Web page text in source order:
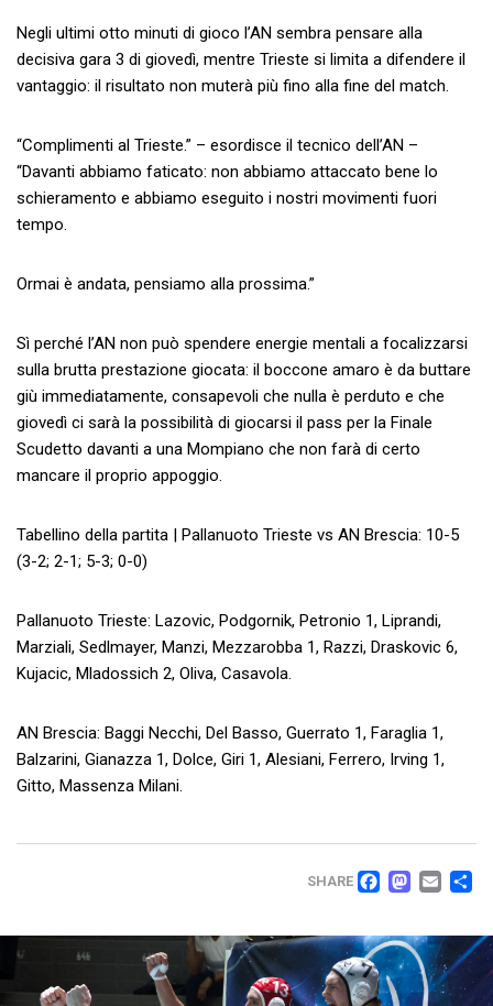
Negli ultimi otto minuti di gioco l’AN sembra pensare alla
decisiva gara 3 di giovedì, mentre Trieste si limita a difendere il
vantaggio: il risultato non muterà più fino alla fine del match.
“Complimenti al Trieste.” – esordisce il tecnico dell’AN –
“Davanti abbiamo faticato: non abbiamo attaccato bene lo
schieramento e abbiamo eseguito i nostri movimenti fuori
tempo.
Ormai è andata, pensiamo alla prossima.”
Sì perché l’AN non può spendere energie mentali a focalizzarsi
sulla brutta prestazione giocata: il boccone amaro è da buttare
giù immediatamente, consapevoli che nulla è perduto e che
giovedì ci sarà la possibilità di giocarsi il pass per la Finale
Scudetto davanti a una Mompiano che non farà di certo
mancare il proprio appoggio.
Tabellino della partita | Pallanuoto Trieste vs AN Brescia: 10-5
(3-2; 2-1; 5-3; 0-0)
Pallanuoto Trieste: Lazovic, Podgornik, Petronio 1, Liprandi,
Marziali, Sedlmayer, Manzi, Mezzarobba 1, Razzi, Draskovic 6,
Kujacic, Mladossich 2, Oliva, Casavola.
AN Brescia: Baggi Necchi, Del Basso, Guerrato 1, Faraglia 1,
Balzarini, Gianazza 1, Dolce, Giri 1, Alesiani, Ferrero, Irving 1,
Gitto, Massenza Milani.
SHARE